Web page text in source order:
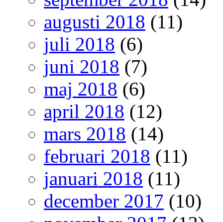
augusti 2018 (11)
juli 2018 (6)
juni 2018 (7)
maj 2018 (6)
april 2018 (12)
mars 2018 (14)
februari 2018 (11)
januari 2018 (11)
december 2017 (10)